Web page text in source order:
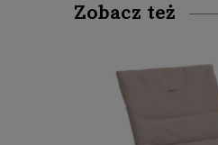
Zobacz też